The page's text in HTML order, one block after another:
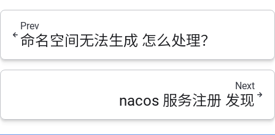
Prev
命名空间无法生成 怎么处理？
Next
nacos 服务注册 发现